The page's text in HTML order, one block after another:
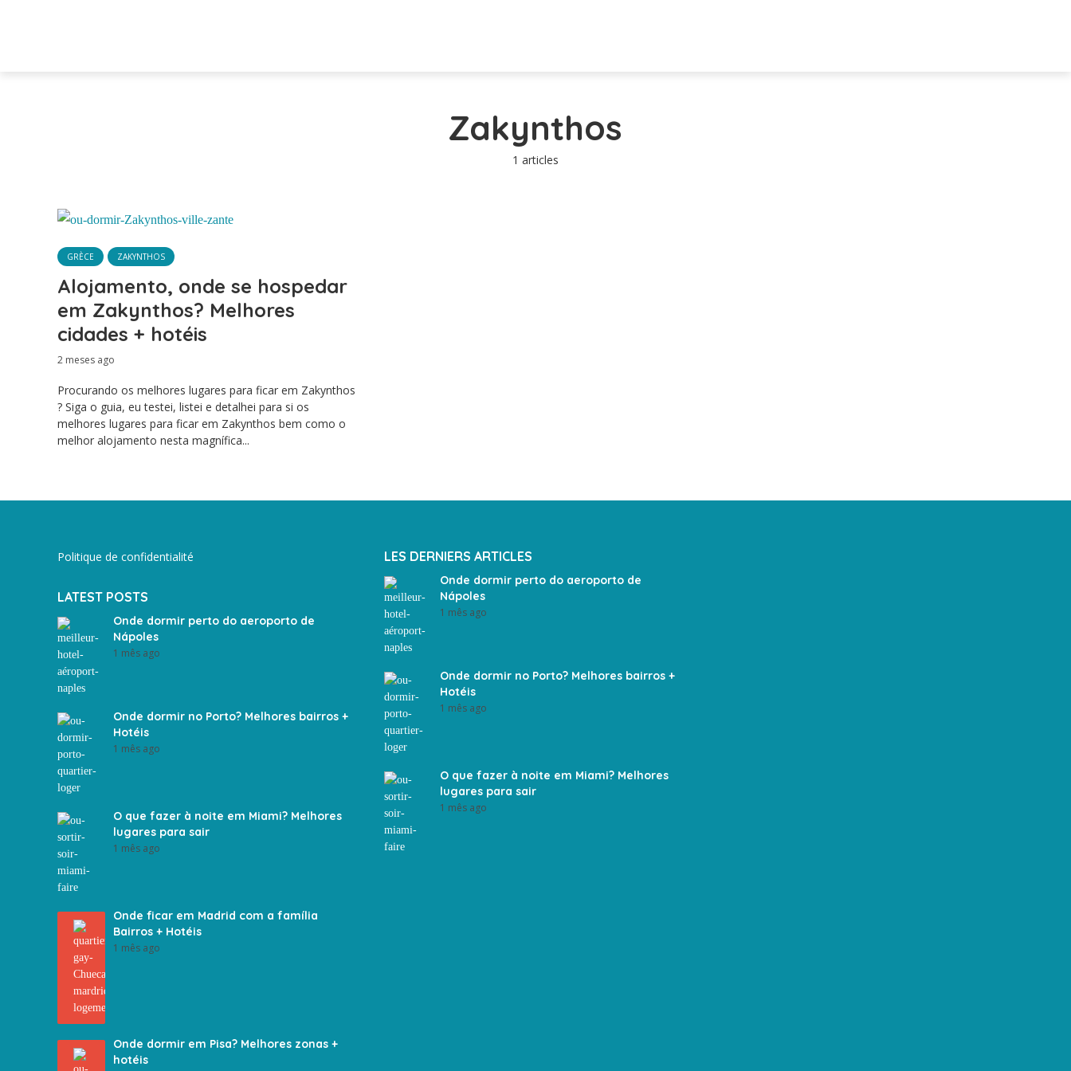
Zakynthos
1 articles
GRÈCE ZAKYNTHOS
Alojamento, onde se hospedar
em Zakynthos? Melhores
cidades + hotéis
2 meses ago
Procurando os melhores lugares para ficar em Zakynthos
? Siga o guia, eu testei, listei e detalhei para si os
melhores lugares para ficar em Zakynthos bem como o
melhor alojamento nesta magnífica...
Politique de confidentialité
LATEST POSTS
Onde dormir perto do aeroporto de
Nápoles
1 mês ago
Onde dormir no Porto? Melhores bairros +
Hotéis
1 mês ago
O que fazer à noite em Miami? Melhores
lugares para sair
1 mês ago
Onde ficar em Madrid com a família
Bairros + Hotéis
1 mês ago
Onde dormir em Pisa? Melhores zonas +
hotéis
LES DERNIERS ARTICLES
Onde dormir perto do aeroporto de
Nápoles
1 mês ago
Onde dormir no Porto? Melhores bairros +
Hotéis
1 mês ago
O que fazer à noite em Miami? Melhores
lugares para sair
1 mês ago